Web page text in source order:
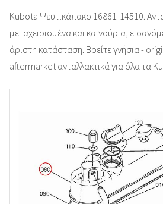
Kubota Ψευτικάπακο 16861-14510.
μεταχειρισμένα και καινούρια,
άριστη κατάσταση. Βρείτε γνήσια -
aftermarket ανταλλακτικά για όλα τα